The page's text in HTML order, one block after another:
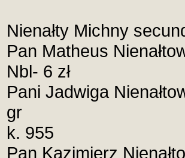
Nienałty Michny
Pan Matheus
Nbl- 6 zł
Pani Jadwiga
gr
k. 955
Pan Kazimierz